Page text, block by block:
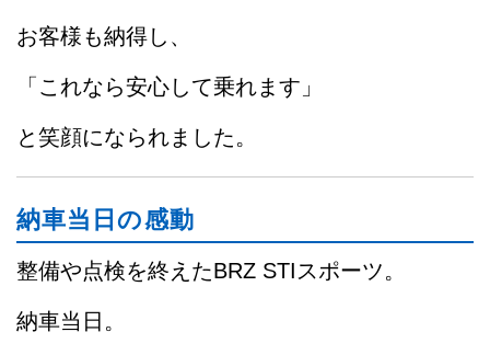
お客様も納得し、
「これなら安心して乗れます」
と笑顔になられました。
納車当日の感動
整備や点検を終えたBRZ STIスポーツ。
納車当日。